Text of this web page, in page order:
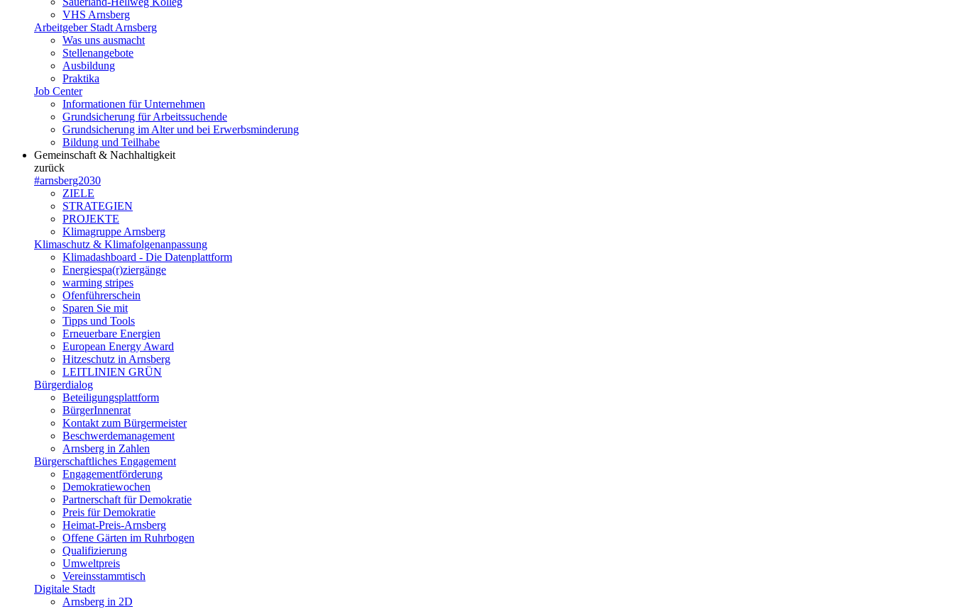
VHS Arnsberg
Arbeitgeber Stadt Arnsberg
Was uns ausmacht
Stellenangebote
Ausbildung
Praktika
Job Center
Informationen für Unternehmen
Grundsicherung für Arbeitssuchende
Grundsicherung im Alter und bei Erwerbsminderung
Bildung und Teilhabe
Gemeinschaft & Nachhaltigkeit
zurück
#arnsberg2030
ZIELE
STRATEGIEN
PROJEKTE
Klimagruppe Arnsberg
Klimaschutz & Klimafolgenanpassung
Klimadashboard - Die Datenplattform
Energiespa(r)ziergänge
warming stripes
Ofenführerschein
Sparen Sie mit
Tipps und Tools
Erneuerbare Energien
European Energy Award
Hitzeschutz in Arnsberg
LEITLINIEN GRÜN
Bürgerdialog
Beteiligungsplattform
BürgerInnenrat
Kontakt zum Bürgermeister
Beschwerdemanagement
Arnsberg in Zahlen
Bürgerschaftliches Engagement
Engagementförderung
Demokratiewochen
Partnerschaft für Demokratie
Preis für Demokratie
Heimat-Preis-Arnsberg
Offene Gärten im Ruhrbogen
Qualifizierung
Umweltpreis
Vereinsstammtisch
Digitale Stadt
Arnsberg in 2D